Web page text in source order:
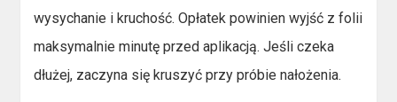
wysychanie i kruchość. Opłatek powinien wyjść z folii
maksymalnie minutę przed aplikacją. Jeśli czeka
dłużej, zaczyna się kruszyć przy próbie nałożenia.